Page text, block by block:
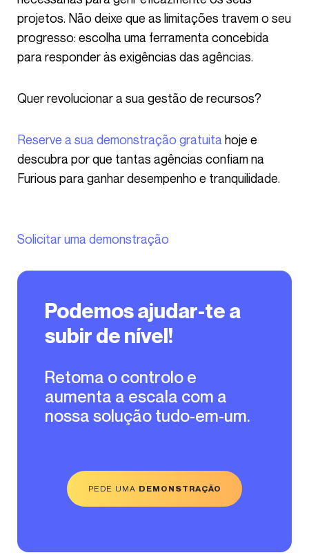
Podemos ajudar-te a
subir de nível!
Retoma o controlo e
aumenta a escala com a
nossa solução tudo-em-um.
PEDE UMA DEMONSTRAÇÃO
projetos. Não deixe que as limitações travem o seu
progresso: escolha uma ferramenta concebida
para responder às exigências das agências.
Quer revolucionar a sua gestão de recursos?
Reserve a sua demonstração gratuita hoje e
descubra por que tantas agências confiam na
Furious para ganhar desempenho e tranquilidade.
Solicitar uma demonstração